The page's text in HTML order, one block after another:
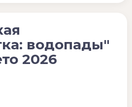
водопады"
2026